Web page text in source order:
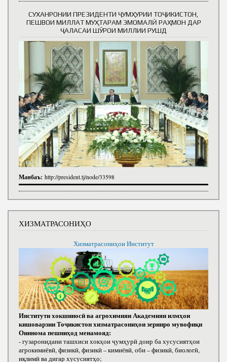
СУХАНРОНИИ ПРЕЗИДЕНТИ ҶУМҲУРИИ ТОҶИКИСТОН,
ПЕШВОИ МИЛЛАТ МУҲТАРАМ ЭМОМАЛӢ РАҲМОН ДАР
ҶАЛАСАИ ШӮРОИ МИЛЛИИ РУШД
Манбаъ: http://president.tj/node/33598
ХИЗМАТРАСОНИҲО
Хизматрасониҳои Институт
Институти хокшиносӣ ва агрохимияи Академияи илмҳои
кишоварзии Тоҷикистон хизматрасониҳои зеринро мувофиқи
Оиннома пешниҳод менамояд:
- гузаронидани ташхиси хокҳои ҷумҳурӣ доир ба хусусиятҳои
агрокимиёвӣ, физикӣ, физикӣ – кимиёвӣ, оби – физикӣ, биологӣ,
иқлимӣ ва дигар хусусиятҳо;